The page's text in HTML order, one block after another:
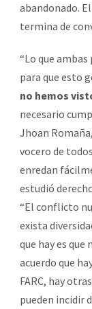
abandonado.
termina de
“Lo que
para que esto
no hemos
necesario
Jhoan
vocero de
enredan
estudió
“El conflicto
exista
que hay es
acuerdo que
FARC, hay
pueden incidir